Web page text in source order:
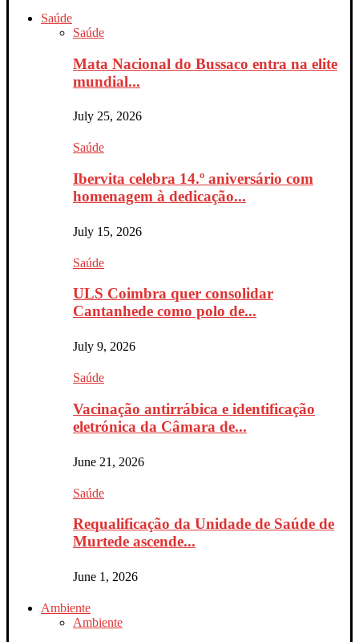
Saúde
Saúde
Mata Nacional do Bussaco entra na elite
mundial...
July 25, 2026
Saúde
Ibervita celebra 14.º aniversário com
homenagem à dedicação...
July 15, 2026
Saúde
ULS Coimbra quer consolidar
Cantanhede como polo de...
July 9, 2026
Saúde
Vacinação antirrábica e identificação
eletrónica da Câmara de...
June 21, 2026
Saúde
Requalificação da Unidade de Saúde de
Murtede ascende...
June 1, 2026
Ambiente
Ambiente